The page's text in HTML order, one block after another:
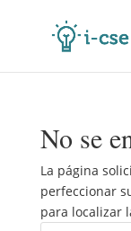
No se
La página
perfeccionar
para localizar